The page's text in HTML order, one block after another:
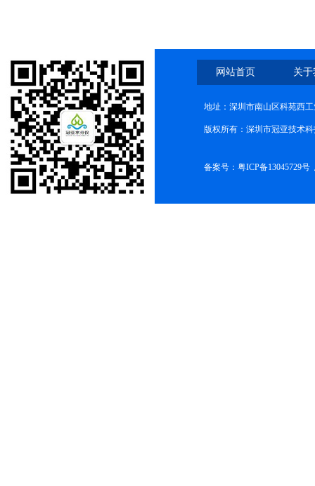
网站首页 关
地址：深圳市南山区科苑西
版权所有：深圳市冠亚技术
备案号： 粤ICP备13045729号